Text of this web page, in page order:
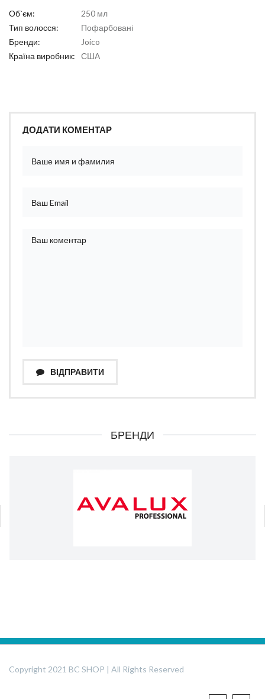
Об`єм:
250 мл
Тип волосся:
Пофарбовані
Бренди:
Joico
Країна виробник:
США
ДОДАТИ КОМЕНТАР
ВІДПРАВИТИ
БРЕНДИ
Copyright 2021 BC SHOP | All Rights Reserved